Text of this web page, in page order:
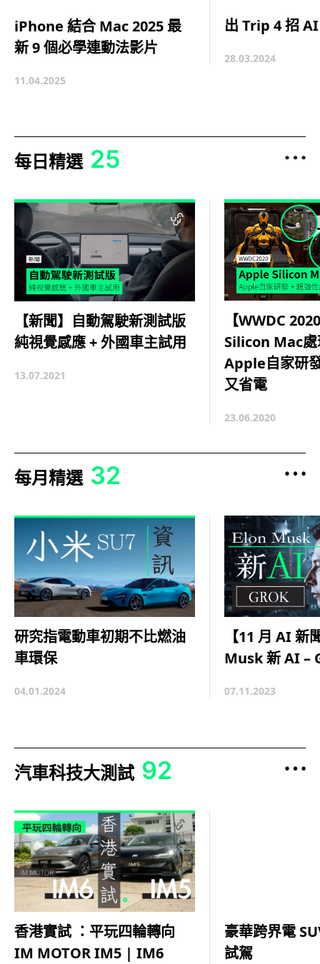
iPhone 結合 Mac 2025 最
新 9 個必學連動法影片
11.04.2025
出 Trip 4 招
28.03.2024
每日精選 25
【新聞】自動駕駛新測試版
純視覺感應 + 外國車主試用
13.07.2021
【WWDC
Silicon Mac處
Apple自家研
又省電
23.06.2020
每月精選 32
研究指電動車初期不比燃油
車環保
04.01.2024
【11 月 AI 新
Musk 新 AI –
07.11.2023
汽車科技大測試 92
香港實試 ：平玩四輪轉向
IM MOTOR IM5 | IM6
豪華跨界電
試駕